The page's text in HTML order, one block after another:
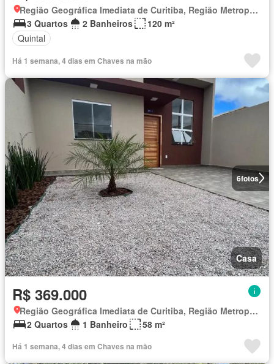
Região Geográfica Imediata de Curitiba, Região Metropolitana de Curitiba
3 Quartos
2 Banheiros
120 m²
Quintal
Há 1 semana, 4 dias em Chaves na mão
6fotos
Casa
R$ 369.000
Região Geográfica Imediata de Curitiba, Região Metropolitana de Curitiba
2 Quartos
1 Banheiro 58 m²
Há 1 semana, 4 dias em Chaves na mão